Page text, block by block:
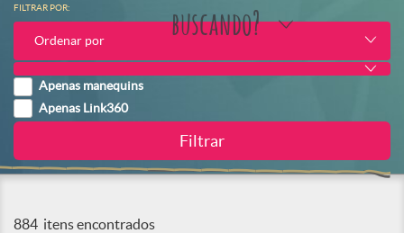
buscando?
FILTRAR POR:
Ordenar por
Apenas manequins
Apenas Link360
884 itens encontrados